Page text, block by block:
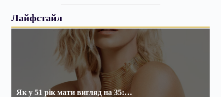
Лайфстайл
Як у 51 рік мати вигляд на 35:…